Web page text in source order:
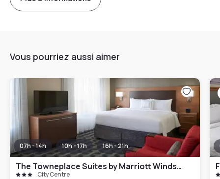
Vous pourriez aussi aimer
07h - 14h 10h - 17h 16h - 21h
The Towneplace Suites by Marriott Windsor
City Centre